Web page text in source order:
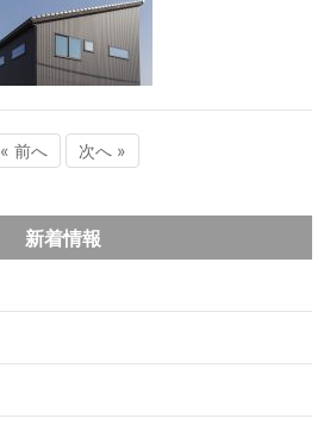
« 前へ 次へ »
新着情報